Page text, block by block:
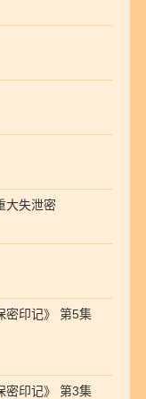
大失泄密
密印记》 第5集
密印记》 第3集